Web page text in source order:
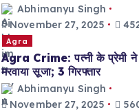
Abhimanyu Singh
November 27, 2025
Agra
Agra Crime: पत्नी के प्रेमी ने
मरवाया सूजा; 3 गिरफ्तार
Abhimanyu Singh
November 27, 2025